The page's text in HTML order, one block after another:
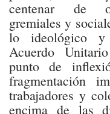
centenar de
gremiales y
lo ideológico y
Acuerdo
punto de
fragmentación
trabajadores y
encima de las